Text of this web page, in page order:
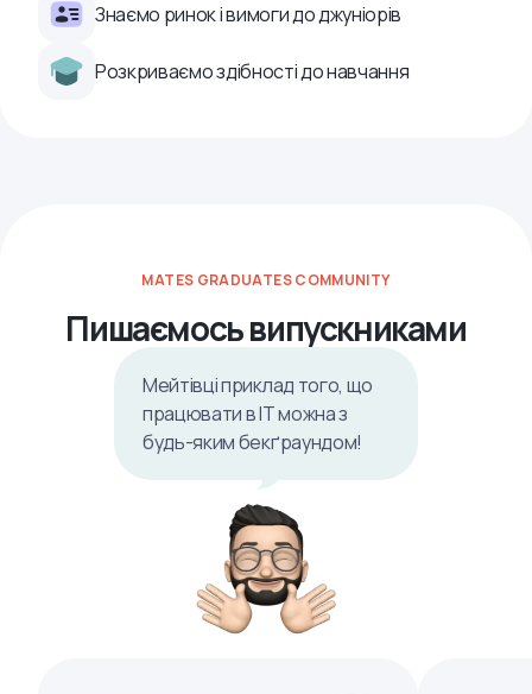
Знаємо ринок і вимоги до джуніорів
Розкриваємо здібності до навчання
MATES GRADUATES COMMUNITY
Пишаємось випускниками
Мейтівці приклад того, що
працювати в ІТ можна з
будь-яким бекґраундом!